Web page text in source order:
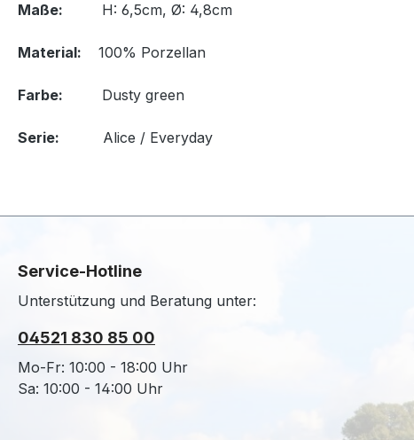
Maße: H: 6,5cm, Ø: 4,8cm
Material: 100% Porzellan
Farbe: Dusty green
Serie: Alice / Everyday
Service-Hotline
Unterstützung und Beratung unter:
04521 830 85 00
Mo-Fr: 10:00 - 18:00 Uhr
Sa: 10:00 - 14:00 Uhr